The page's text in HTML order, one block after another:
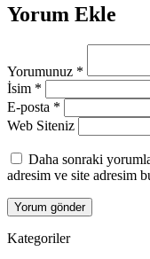
Yorum Ekle
Yorumunuz *
İsim *
E-posta *
Web Siteniz
Daha sonraki
adresim ve site adresim
Kategoriler